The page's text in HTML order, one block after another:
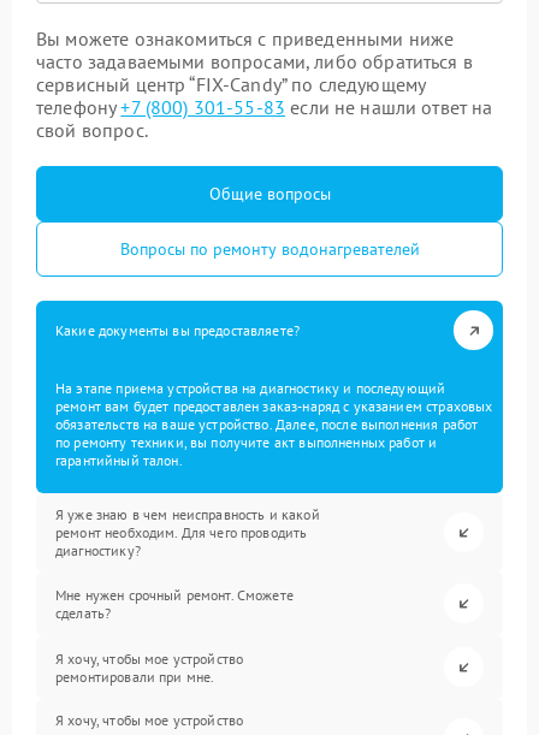
Вы можете ознакомиться с приведенными ниже
часто задаваемыми вопросами, либо обратиться в
сервисный центр “FIX-Candy” по следующему
телефону+7 (800) 301-55-83 если не нашли ответ на
свой вопрос.
Общие вопросы
Вопросы по ремонту водонагревателей
Какие документы вы предоставляете?
На этапе приема устройства на диагностику и последующий
ремонт вам будет предоставлен заказ-наряд с указанием страховых
обязательств на ваше устройство. Далее, после выполнения работ
по ремонту техники, вы получите акт выполненных работ и
гарантийный талон.
Я уже знаю в чем неисправность и какой
ремонт необходим. Для чего проводить
диагностику?
Мне нужен срочный ремонт. Сможете
сделать?
Я хочу, чтобы мое устройство
ремонтировали при мне.
Я хочу, чтобы мое устройство